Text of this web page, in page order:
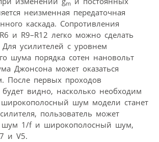
m
неизменная передаточная
каскада. Сопротивления
и R9–R12 легко можно сделать
усилителей с уровнем
шума порядка сотен нановольт
Джонсона может оказаться
После первых проходов
видно, насколько необходим
широкополосный шум модели станет
пользователь может
шум 1/f и широкополосный шум,
и V5.